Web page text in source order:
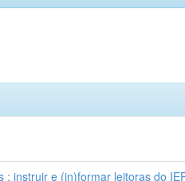
: instruir e (in)formar leitoras do